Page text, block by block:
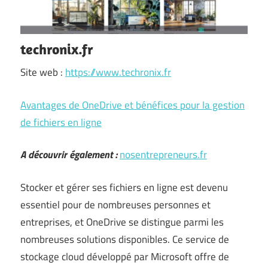
techronix.fr
Site web : https://www.techronix.fr
Avantages de OneDrive et bénéfices pour la gestion
de fichiers en ligne
A découvrir également :nosentrepreneurs.fr
Stocker et gérer ses fichiers en ligne est devenu
essentiel pour de nombreuses personnes et
entreprises, et OneDrive se distingue parmi les
nombreuses solutions disponibles. Ce service de
stockage cloud développé par Microsoft offre de